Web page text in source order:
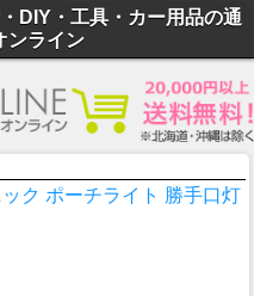
DIY・工具・カー用品の通
ンライン
ク ポーチライト 勝手口灯